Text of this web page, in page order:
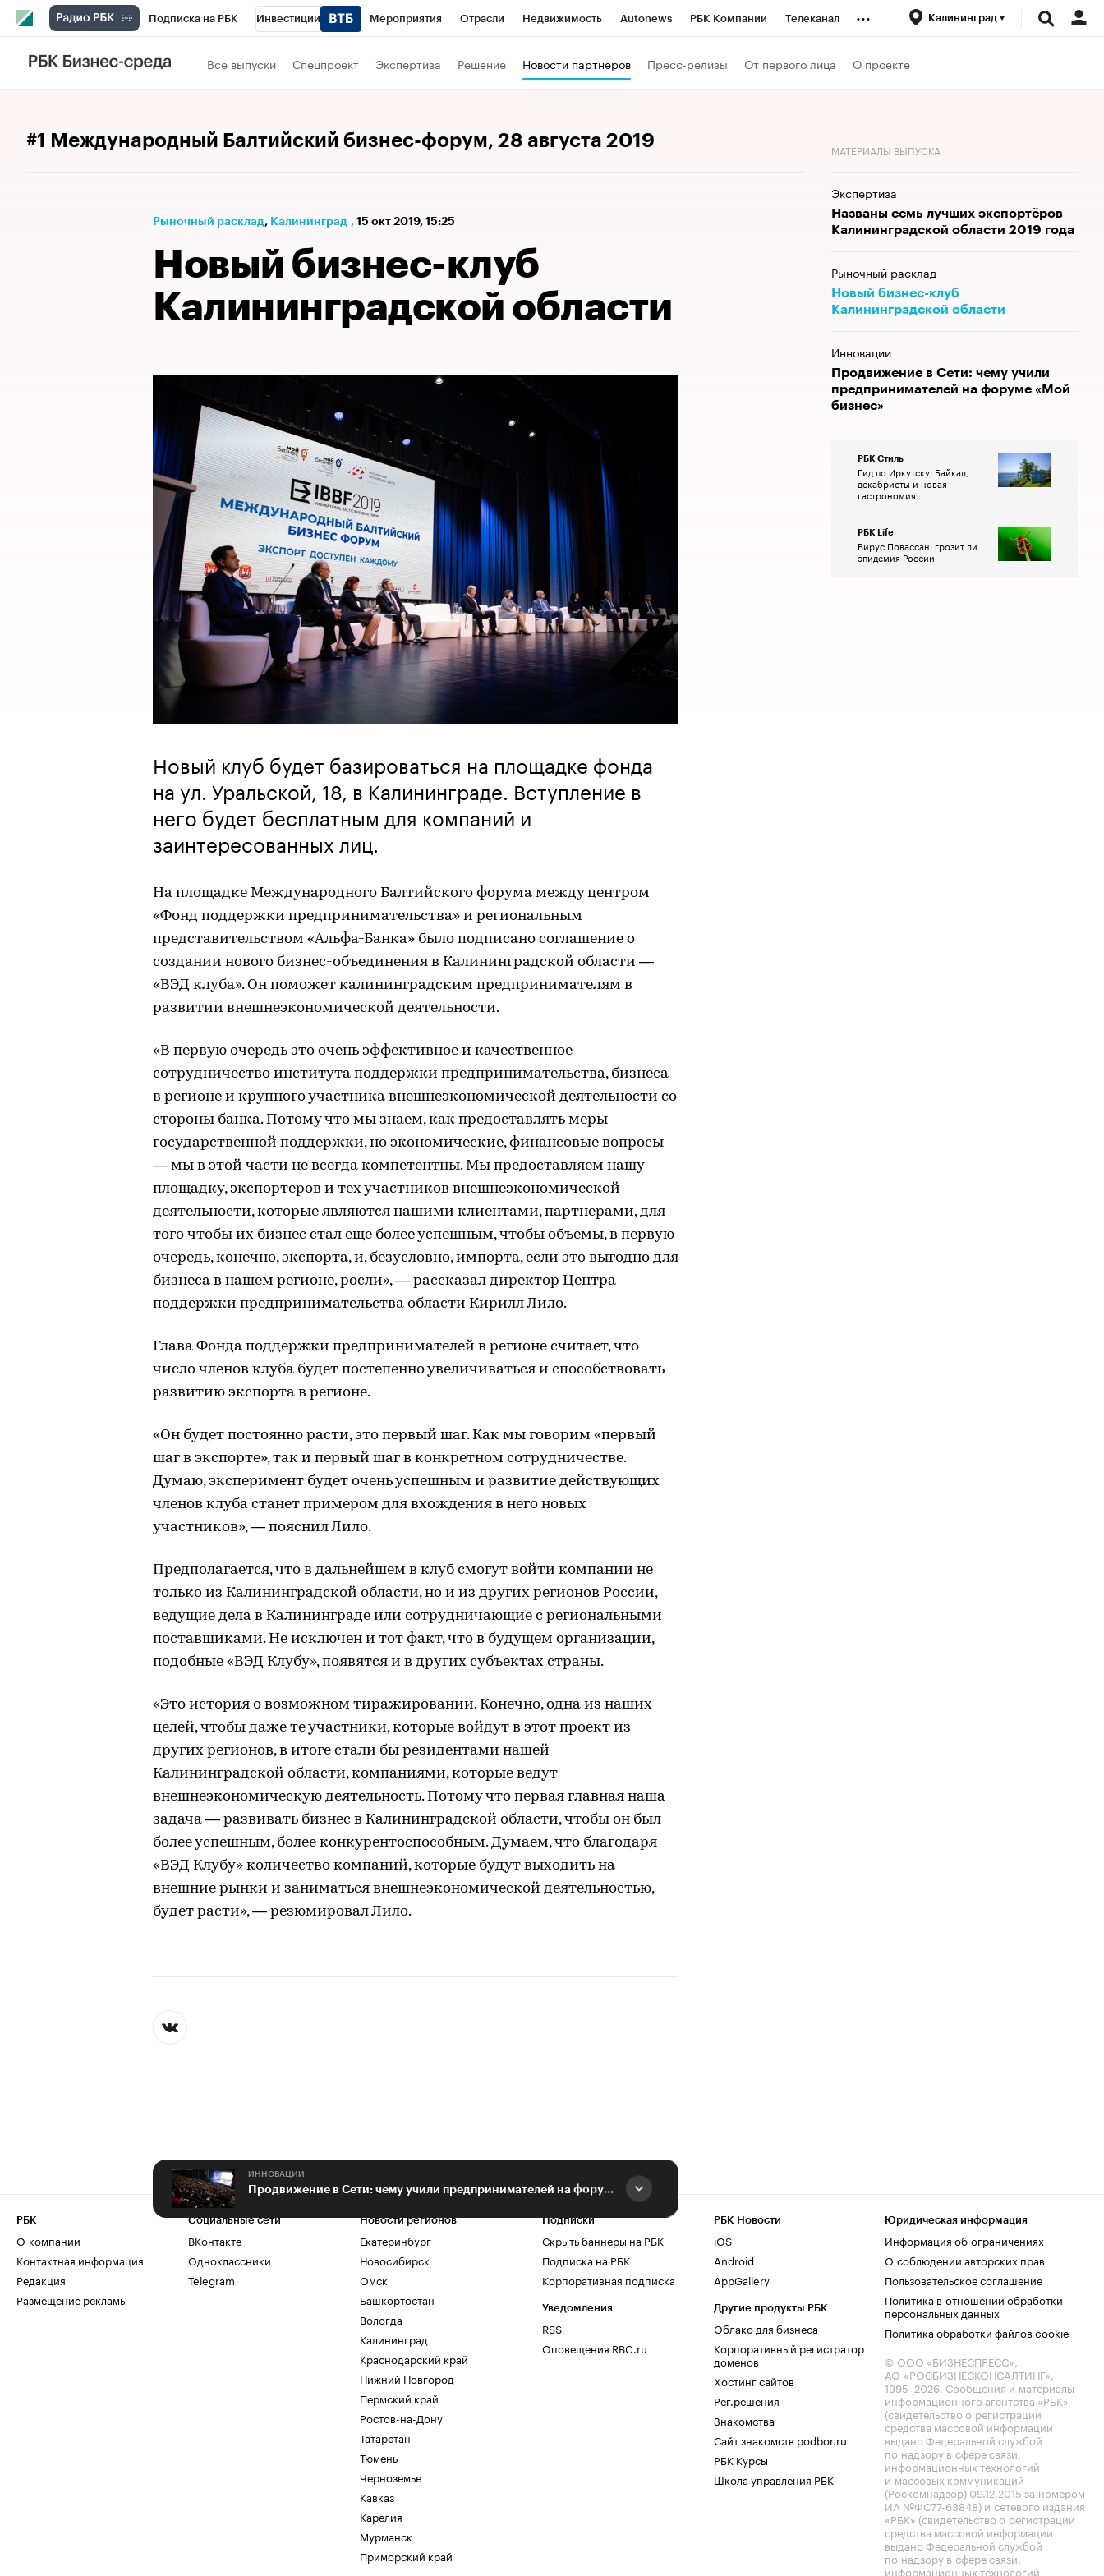
Подписка на РБК Инвестиции Мероприятия Отрасли Недвижимость Autonews РБК Компании Телеканал
РБК Вино
Кредитные рейтинги Франшизы
... Калининград
Все выпуски Спецпроект Экспертиза Решение Новости партнеров Пресс-релизы От первого лица О проекте
#1 Международный Балтийский бизнес-форум, 28 августа 2019
Рыночный расклад⁠, Калининград , 15 окт 2019, 15:25
Новый бизнес-клуб
Калининградской области
Новый клуб будет базироваться на площадке фонда
на ул. Уральской, 18, в Калининграде. Вступление в
него будет бесплатным для компаний и
заинтересованных лиц.
На площадке Международного Балтийского форума между центром
«Фонд поддержки предпринимательства» и региональным
представительством «Альфа-Банка» было подписано соглашение о
создании нового бизнес-объединения в Калининградской области —
«ВЭД клуба». Он поможет калининградским предпринимателям в
развитии внешнеэкономической деятельности.
«В первую очередь это очень эффективное и качественное
сотрудничество института поддержки предпринимательства, бизнеса
в регионе и крупного участника внешнеэкономической деятельности со
стороны банка. Потому что мы знаем, как предоставлять меры
государственной поддержки, но экономические, финансовые вопросы
— мы в этой части не всегда компетентны. Мы предоставляем нашу
площадку, экспортеров и тех участников внешнеэкономической
деятельности, которые являются нашими клиентами, партнерами, для
того чтобы их бизнес стал еще более успешным, чтобы объемы, в первую
очередь, конечно, экспорта, и, безусловно, импорта, если это выгодно для
бизнеса в нашем регионе, росли», — рассказал директор Центра
поддержки предпринимательства области Кирилл Лило.
Глава Фонда поддержки предпринимателей в регионе считает, что
число членов клуба будет постепенно увеличиваться и способствовать
развитию экспорта в регионе.
«Он будет постоянно расти, это первый шаг. Как мы говорим «первый
шаг в экспорте», так и первый шаг в конкретном сотрудничестве.
Думаю, эксперимент будет очень успешным и развитие действующих
членов клуба станет примером для вхождения в него новых
участников», — пояснил Лило.
Предполагается, что в дальнейшем в клуб смогут войти компании не
только из Калининградской области, но и из других регионов России,
ведущие дела в Калининграде или сотрудничающие с региональными
поставщиками. Не исключен и тот факт, что в будущем организации,
подобные «ВЭД Клубу», появятся и в других субъектах страны.
«Это история о возможном тиражировании. Конечно, одна из наших
целей, чтобы даже те участники, которые войдут в этот проект из
других регионов, в итоге стали бы резидентами нашей
Калининградской области, компаниями, которые ведут
внешнеэкономическую деятельность. Потому что первая главная наша
задача — развивать бизнес в Калининградской области, чтобы он был
более успешным, более конкурентоспособным. Думаем, что благодаря
«ВЭД Клубу» количество компаний, которые будут выходить на
внешние рынки и заниматься внешнеэкономической деятельностью,
будет расти», — резюмировал Лило.
ИННОВАЦИИ
Продвижение в Сети: чему учили предпринимателей на форуме «Мой бизнес»
МАТЕРИАЛЫ ВЫПУСКА
Экспертиза
Названы семь лучших экспортёров
Калининградской области 2019 года
Рыночный расклад
Новый бизнес-клуб
Калининградской области
Инновации
Продвижение в Сети: чему учили
предпринимателей на форуме «Мой
бизнес»
РБК Стиль
Гид по Иркутску: Байкал,
декабристы и новая
гастрономия
РБК Life
Вирус Повассан: грозит ли
эпидемия России
РБК
О компании
Контактная информация
Редакция
Размещение рекламы
Социальные сети
ВКонтакте
Одноклассники
Telegram
Новости регионов
Екатеринбург
Новосибирск
Омск
Башкортостан
Вологда
Калининград
Краснодарский край
Нижний Новгород
Пермский край
Ростов-на-Дону
Татарстан
Тюмень
Черноземье
Кавказ
Карелия
Мурманск
Приморский край
Подписки
Скрыть баннеры на РБК
Подписка на РБК
Корпоративная подписка
Уведомления
RSS
Оповещения RBC.ru
РБК Новости
iOS
Android
AppGallery
Другие продукты РБК
Облако для бизнеса
Корпоративный регистратор
доменов
Хостинг сайтов
Рег.решения
Знакомства
Сайт знакомств podbor.ru
РБК Курсы
Школа управления РБК
Юридическая информация
Информация об ограничениях
О соблюдении авторских прав
Пользовательское соглашение
Политика в отношении обработки
персональных данных
Политика обработки файлов cookie
© ООО «БИЗНЕСПРЕСС»,
АО «РОСБИЗНЕСКОНСАЛТИНГ»,
1995–2026. Сообщения и материалы
информационного агентства «РБК»
(свидетельство о регистрации
средства массовой информации
выдано Федеральной службой
по надзору в сфере связи,
информационных технологий
и массовых коммуникаций
(Роскомнадзор) 09.12.2015 за номером
ИА №ФС77-63848) и сетевого издания
«РБК» (свидетельство о регистрации
средства массовой информации
выдано Федеральной службой
по надзору в сфере связи,
информационных технологий